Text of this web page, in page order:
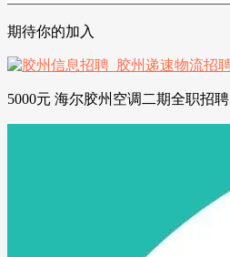
期待你的加入
5000元 海尔胶州空调二期全职招聘